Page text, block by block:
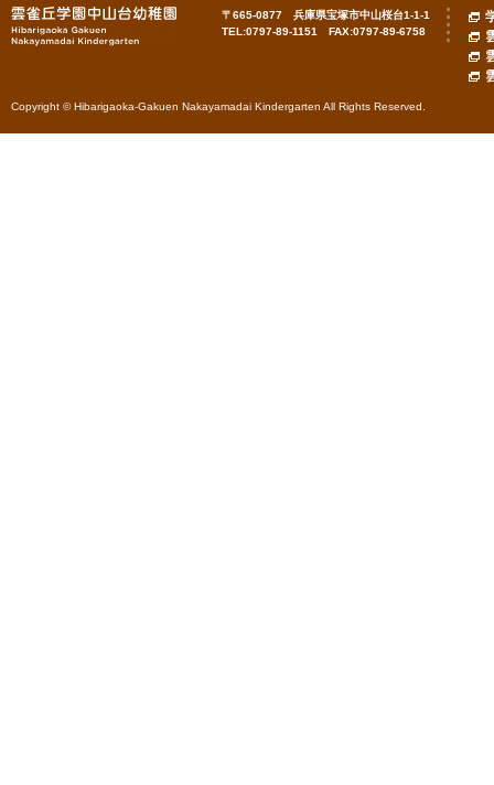
〒665-0877 兵庫県宝塚市中山桜台1-1-1
TEL:0797-89-1151 FAX:0797-89-6758
Copyright © Hibarigaoka-Gakuen Nakayamadai Kindergarten All Rights Reserved.